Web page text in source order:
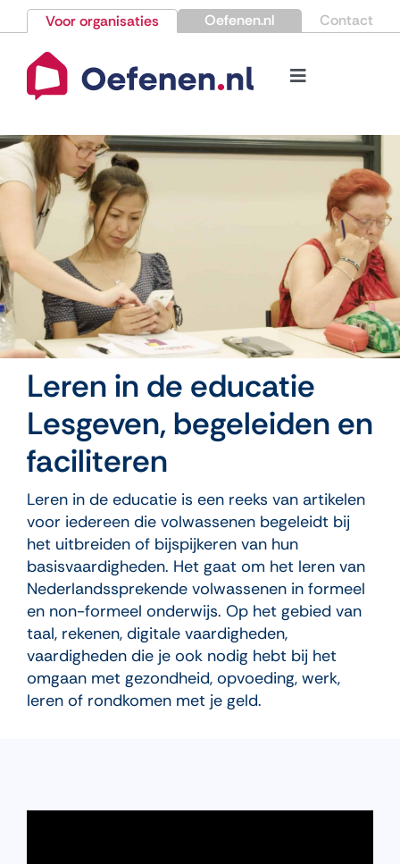
naar
inhoud
Voor organisaties Oefenen.nl Contact
Toggle
Nieuws
Kennisbank
Over Oefenen.nl
Contact
Leren in de educatie
Lesgeven, begeleiden en
faciliteren
Leren in de educatie is een reeks van artikelen
voor iedereen die volwassenen begeleidt bij
het uitbreiden of bijspijkeren van hun
basisvaardigheden. Het gaat om het leren van
Nederlandssprekende volwassenen in formeel
en non-formeel onderwijs. Op het gebied van
taal, rekenen, digitale vaardigheden,
vaardigheden die je ook nodig hebt bij het
omgaan met gezondheid, opvoeding, werk,
leren of rondkomen met je geld.